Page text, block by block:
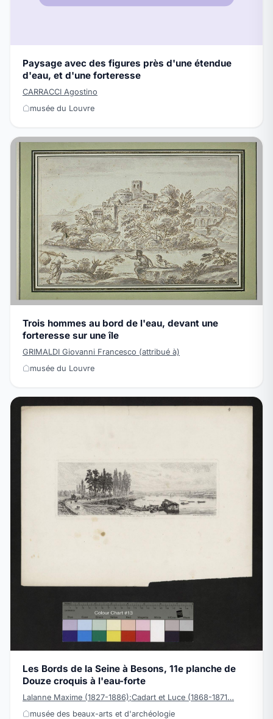
Paysage avec des figures près d'une étendue
d'eau, et d'une forteresse
CARRACCI Agostino
musée du Louvre
Trois hommes au bord de l'eau, devant une
forteresse sur une île
GRIMALDI Giovanni Francesco (attribué à)
musée du Louvre
Les Bords de la Seine à Besons, 11e planche de
Douze croquis à l'eau-forte
Lalanne Maxime (1827-1886);Cadart et Luce (1868-1871…
musée des beaux-arts et d'archéologie